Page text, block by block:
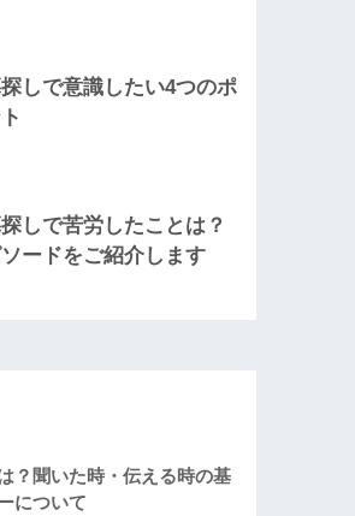
しで意識したい4つのポ
しで苦労したことは？
ードをご紹介します
？聞いた時・伝える時の基
について